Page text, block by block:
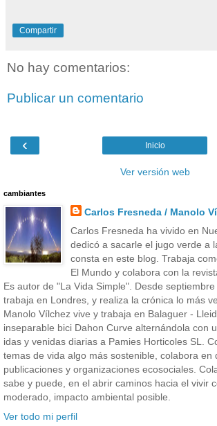
Compartir
No hay comentarios:
Publicar un comentario
‹ Inicio
Ver versión web
cambiantes
Carlos Fresneda / Manolo
Carlos Fresneda ha vivido en
dedicó a sacarle el jugo verde a
consta en este blog. Trabaja
El Mundo y colabora con la
Es autor de "La Vida Simple". Desde
trabaja en Londres, y realiza la crónica lo más
Manolo Vílchez vive y trabaja en Balaguer -
inseparable bici Dahon Curve alternándola con
idas y venidas diarias a Pamies Horticoles SL.
temas de vida algo más sostenible, colabora en
publicaciones y organizaciones ecosociales.
sabe y puede, en el abrir caminos hacia el vivir
moderado, impacto ambiental posible.
Ver todo mi perfil